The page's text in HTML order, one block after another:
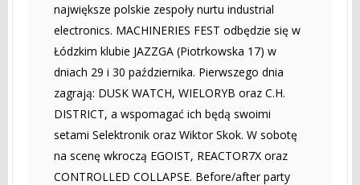
największe polskie zespoły nurtu industrial
electronics. MACHINERIES FEST odbędzie się w
Łódzkim klubie JAZZGA (Piotrkowska 17) w
dniach 29 i 30 października. Pierwszego dnia
zagrają: DUSK WATCH, WIELORYB oraz C.H.
DISTRICT, a wspomagać ich będą swoimi
setami Selektronik oraz Wiktor Skok. W sobotę
na scenę wkroczą EGOIST, REACTOR7X oraz
CONTROLLED COLLAPSE. Before/after party